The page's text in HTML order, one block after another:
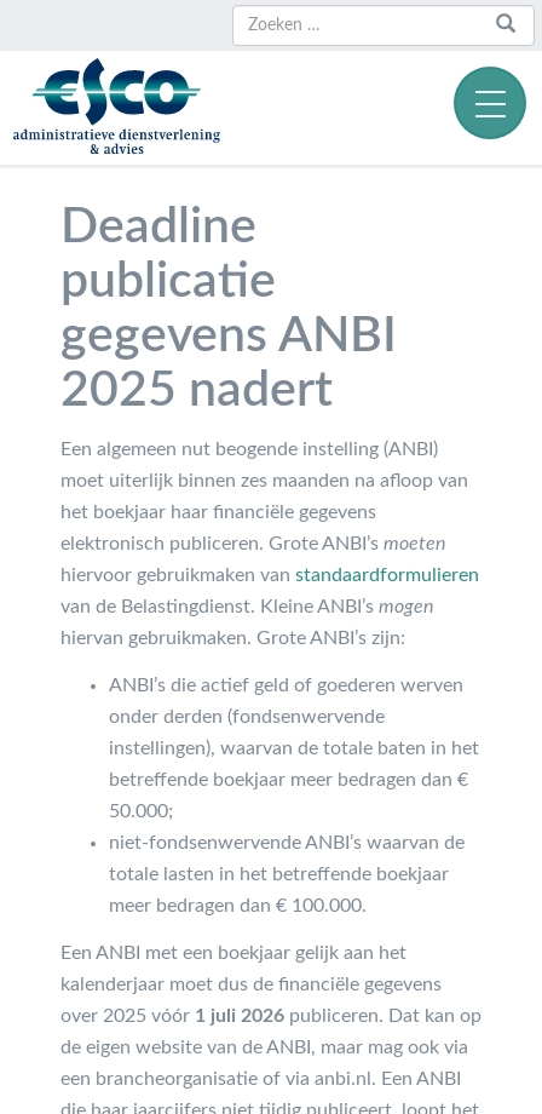
Zoeken
Zoeken
naar:
Deadline
publicatie
gegevens ANBI
2025 nadert
Een algemeen nut beogende instelling (ANBI)
moet uiterlijk binnen zes maanden na afloop van
het boekjaar haar financiële gegevens
elektronisch publiceren. Grote ANBI’s moeten
hiervoor gebruikmaken van standaardformulieren
van de Belastingdienst. Kleine ANBI’s mogen
hiervan gebruikmaken. Grote ANBI’s zijn:
ANBI’s die actief geld of goederen werven
onder derden (fondsenwervende
instellingen), waarvan de totale baten in het
betreffende boekjaar meer bedragen dan €
50.000;
niet-fondsenwervende ANBI’s waarvan de
totale lasten in het betreffende boekjaar
meer bedragen dan € 100.000.
Een ANBI met een boekjaar gelijk aan het
kalenderjaar moet dus de financiële gegevens
over 2025 vóór 1 juli 2026 publiceren. Dat kan op
de eigen website van de ANBI, maar mag ook via
een brancheorganisatie of via anbi.nl. Een ANBI